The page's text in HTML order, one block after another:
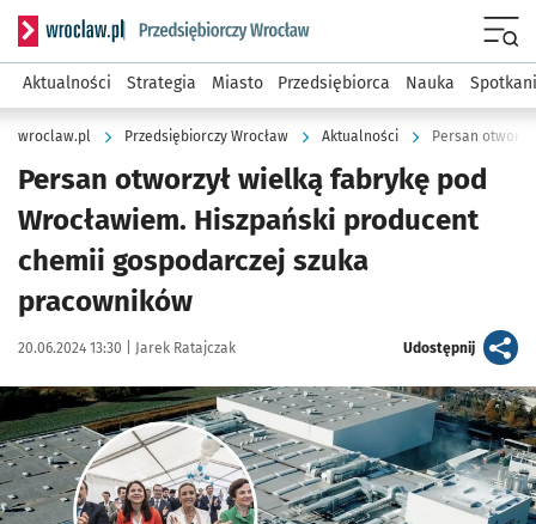
Serwis informacyjny wroclaw.pl podserwis: Strategia
Aktualności Strategia Miasto Przedsiębiorca Nauka
wroclaw.pl Przedsiębiorczy Wrocław Aktualności Persan
Persan otworzył wielką fabrykę pod
Wrocławiem. Hiszpański producent
chemii gospodarczej szuka
pracowników
Data publikacji:
20.06.2024 13:30 | Autor:
Jarek Ratajczak Udostępnijartykuł
Kliknij, aby zobaczyć galerię